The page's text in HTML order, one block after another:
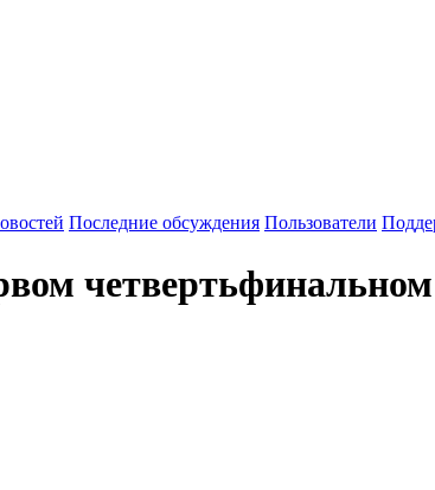
Последние обсуждения Пользователи
четвертьфинальном